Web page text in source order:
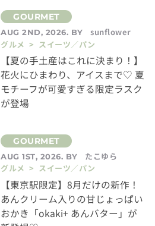
AUG 2ND, 2026. BY
sunflower
グルメ > スイーツ／パン
【夏の手土産はこれに決まり！】
花火にひまわり、アイスまで♡ 夏
モチーフが可愛すぎる限定ラスク
が登場
AUG 1ST, 2026. BY
たこゆら
グルメ > スイーツ／パン
【東京駅限定】8月だけの新作！
あんクリーム入りの甘じょっぱい
おかき「okaki+ あんバター」が